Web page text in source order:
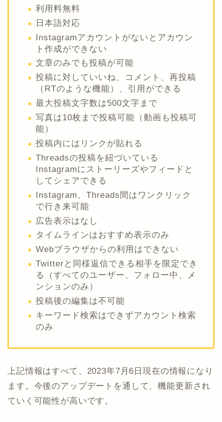
利用料無料
日本語対応
Instagramアカウントがないとアカウン
ト作成ができない
文章のみでも投稿が可能
投稿に対していいね、コメント、再投稿
（RTのような機能）、引用ができる
最大投稿文字数は500文字まで
写真は10枚まで投稿可能（動画も投稿可
能）
投稿内にはリンクが貼れる
Threadsの投稿を紐づいている
Instagramにストーリーズやフィードと
してシェアできる
Instagram、Threads間はワンクリック
で行き来可能
広告表示はなし
タイムラインはおすすめ表示のみ
Webブラウザからの利用はできない
Twitterと同様返信できる相手を限定でき
る（すべてのユーザー、フォロー中、メ
ンションのみ）
投稿後の編集は不可能
キーワード検索はできずアカウント検索
のみ
上記情報はすべて、2023年7月6日現在の情報になり
ます。今後のアップデートを通して、機能更新され
ていく可能性が高いです。